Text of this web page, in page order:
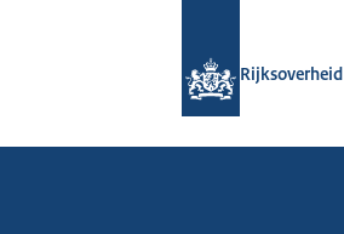
Rijksoverheid